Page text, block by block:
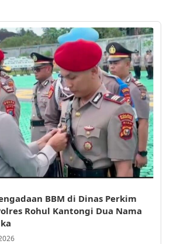
BBM di Dinas Perkim
Rohul Kantongi Dua Nama